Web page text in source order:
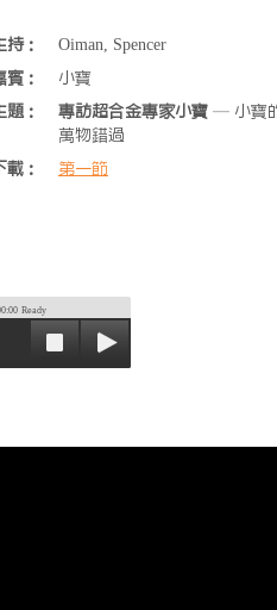
持：
Oiman, Spencer
賓：
小寶
題：
專訪超合金專家小寶 — 小寶
萬物錯過
下載：
第一節
Ready